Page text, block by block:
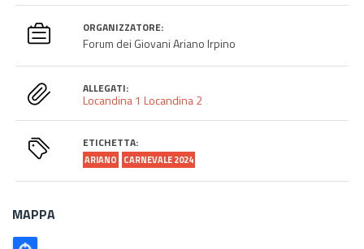
ORGANIZZATORE:
Forum dei Giovani Ariano Irpino
ALLEGATI:
Locandina 1Locandina 2
ETICHETTA:
ARIANO CARNEVALE 2024
MAPPA